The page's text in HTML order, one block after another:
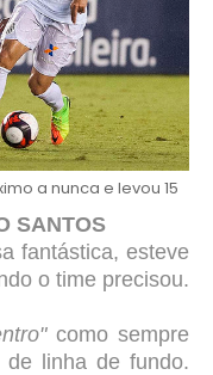
a nunca e levou 15
SANTOS
fantástica, esteve
o time precisou.
como sempre
linha de fundo.